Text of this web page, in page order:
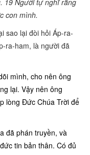
19 Người tự nghĩ rằng
con mình.
sao lại đòi hỏi Áp-ra-
ra-ham, là người đã
mình, cho nên ông
lại. Vậy nên ông
lòng Đức Chúa Trời để
đã phán truyền, và
tin bản thân. Có đủ